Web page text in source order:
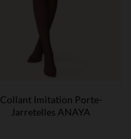
Collant Imitation Porte-
Jarretelles ANAYA